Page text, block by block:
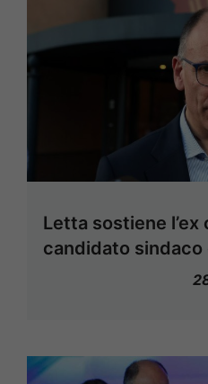
Letta sostiene
candidato sindaco